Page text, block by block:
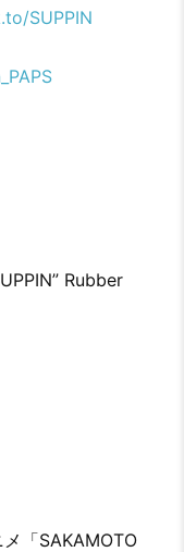
SUPPIN
Rubber
「SAKAMOTO